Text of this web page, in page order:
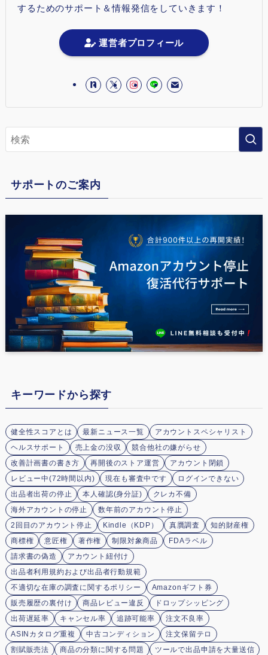
するためのサポート＆情報発信をしていきます！
運営者プロフィール
サポートのご案内
キーワードから探す
健全性スコアとは 最新ニュース一覧
アカウントスペシャリスト
ヘルスサポート
売上金の没収
競合他社の嫌がらせ
改善計画書の書き方
再開後のストア運営
アカウント閉鎖
レビュー中(72時間以内)
現在も審査中です
ログインできない
出品者出荷の停止
本人確認(身分証)
クレカ不備
海外アカウントの停止
数年前のアカウント停止
2回目のアカウント停止
Kindle（KDP） 真贋調査
知的財産権
商標権
意匠権 著作権 制限対象商品
FDAラベル
請求書の偽造
アカウント紐付け
出品者利用規約および出品者行動規範
不適切な在庫の調査に関するポリシー
Amazonギフト券
販売履歴の裏付け
商品レビュー違反
ドロップシッピング
出荷遅延率
キャンセル率 追跡可能率
注文不良率
ASINカタログ重複
中古コンディション
注文保留テロ
割賦販売法
商品の分類に関する問題 ツールで出品申請を大量送信